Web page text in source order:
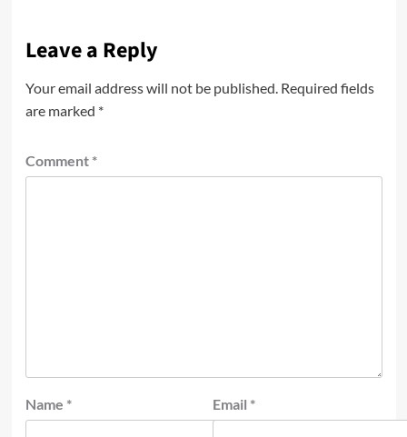
Leave a Reply
Your email address will not be published. Required fields
are marked *
Comment *
Name * Email *